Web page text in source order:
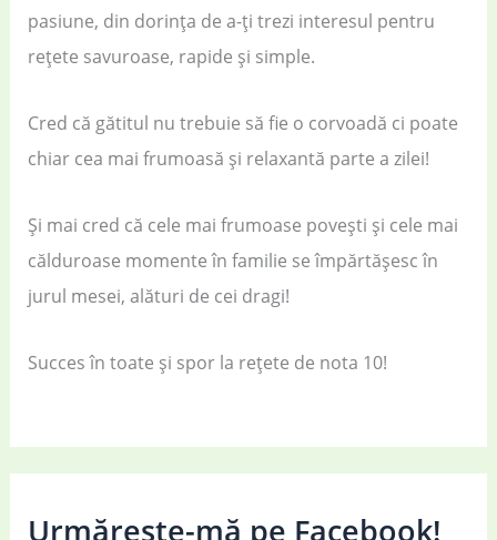
pasiune, din dorința de a-ți trezi interesul pentru
rețete savuroase, rapide și simple.
Cred că gătitul nu trebuie să fie o corvoadă ci poate
chiar cea mai frumoasă și relaxantă parte a zilei!
Și mai cred că cele mai frumoase povești și cele mai
călduroase momente în familie se împărtășesc în
jurul mesei, alături de cei dragi!
Succes în toate și spor la rețete de nota 10!
Urmărește-mă pe Facebook!